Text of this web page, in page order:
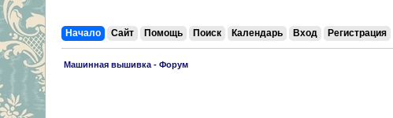
Начало Сайт Помощь Поиск Календарь Вход Регистрация
Машинная вышивка - Форум